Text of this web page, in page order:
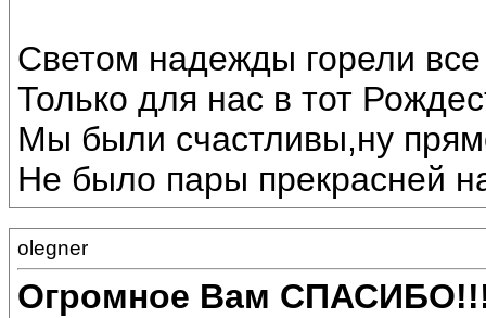
Светом надежды горели все
Только для нас в тот
Мы были счастливы,ну
Не было пары прекрасней
olegner
Огромное Вам